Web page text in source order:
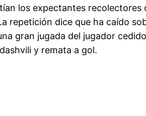
los expectantes recolectores
repetición dice que ha caído
gran jugada del jugador
y remata a gol.